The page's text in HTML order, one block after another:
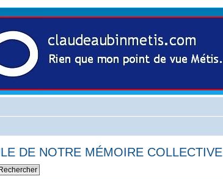
DE NOTRE MÉMOIRE COLLECTIVE